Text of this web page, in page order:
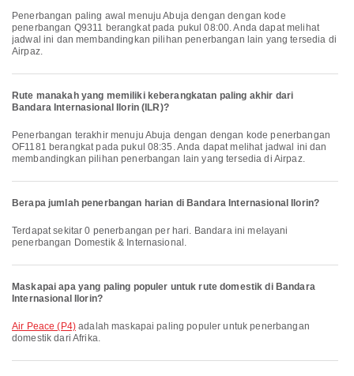
Penerbangan paling awal menuju Abuja dengan dengan kode
penerbangan Q9311 berangkat pada pukul 08:00. Anda dapat melihat
jadwal ini dan membandingkan pilihan penerbangan lain yang tersedia di
Airpaz.
Rute manakah yang memiliki keberangkatan paling akhir dari
Bandara Internasional Ilorin (ILR)?
Penerbangan terakhir menuju Abuja dengan dengan kode penerbangan
OF1181 berangkat pada pukul 08:35. Anda dapat melihat jadwal ini dan
membandingkan pilihan penerbangan lain yang tersedia di Airpaz.
Berapa jumlah penerbangan harian di Bandara Internasional Ilorin?
Terdapat sekitar 0 penerbangan per hari. Bandara ini melayani
penerbangan Domestik & Internasional.
Maskapai apa yang paling populer untuk rute domestik di Bandara
Internasional Ilorin?
Air Peace (P4)adalah maskapai paling populer untuk penerbangan
domestik dari Afrika.